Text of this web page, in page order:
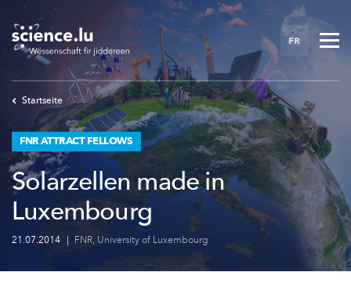
to
main
content
FR
Startseite
FNR ATTRACT FELLOWS
Solarzellen made in
Luxembourg
21.07.2014 | FNR, University of Luxembourg